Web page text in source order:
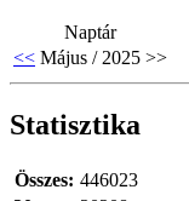
Naptár
<< Május / 2025 >>
Statisztika
Összes: 446023